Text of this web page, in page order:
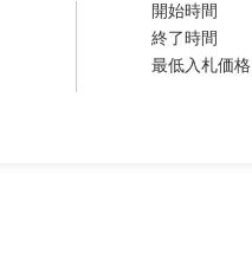
開始時間
終了時間
最低入札価格